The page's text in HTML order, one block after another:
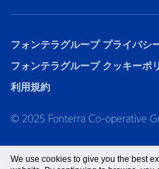
フォンテラグループ プライバシ
フォンテラグループ クッキーポ
利用規約
© 2025 Fonterra Co-operative
We use cookies to give you the best